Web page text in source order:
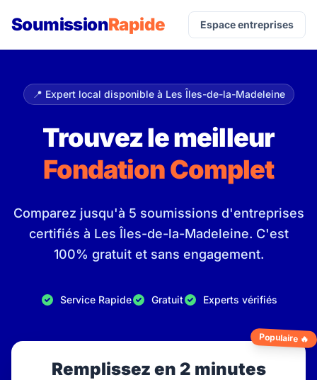
SoumissionRapide Espace entreprises
📍 Expert local disponible à Les Îles-de-la-Madeleine
Trouvez le meilleur
Fondation Complet
Comparez jusqu'à 5 soumissions d'entreprises
certifiés à Les Îles-de-la-Madeleine. C'est
100% gratuit et sans engagement.
Service Rapide Gratuit Experts vérifiés
Populaire 🔥
Remplissez en 2 minutes